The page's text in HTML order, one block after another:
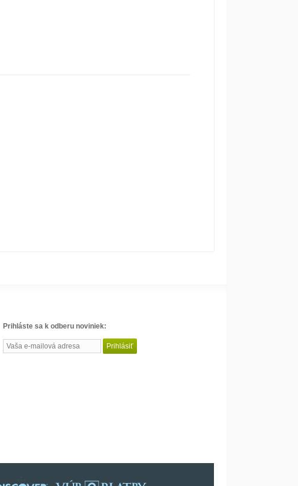
Prihláste sa k odberu noviniek: